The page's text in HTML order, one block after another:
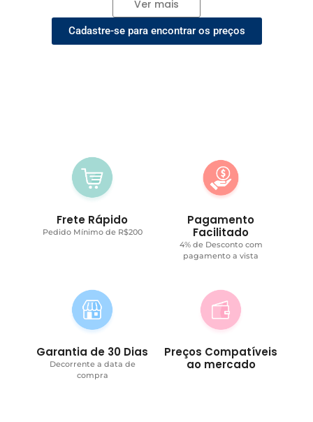
Ver mais
Cadastre-se para encontrar os preços
Frete Rápido
Pedido Mínimo de R$200
Pagamento
Facilitado
4% de Desconto com
pagamento a vista
Garantia de 30 Dias
Decorrente a data de
compra
Preços Compatíveis
ao mercado